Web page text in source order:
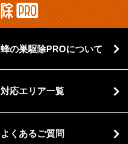
蜂の巣駆除PROについて
対応エリア一覧
よくあるご質問